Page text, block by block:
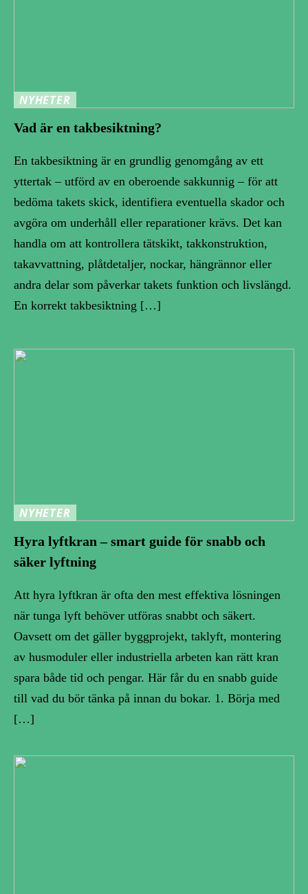
NYHETER
Vad är en takbesiktning?
En takbesiktning är en grundlig genomgång av ett
yttertak – utförd av en oberoende sakkunnig – för att
bedöma takets skick, identifiera eventuella skador och
avgöra om underhåll eller reparationer krävs. Det kan
handla om att kontrollera tätskikt, takkonstruktion,
takavvattning, plåtdetaljer, nockar, hängrännor eller
andra delar som påverkar takets funktion och livslängd.
En korrekt takbesiktning […]
NYHETER
Hyra lyftkran – smart guide för snabb och
säker lyftning
Att hyra lyftkran är ofta den mest effektiva lösningen
när tunga lyft behöver utföras snabbt och säkert.
Oavsett om det gäller byggprojekt, taklyft, montering
av husmoduler eller industriella arbeten kan rätt kran
spara både tid och pengar. Här får du en snabb guide
till vad du bör tänka på innan du bokar. 1. Börja med
[…]